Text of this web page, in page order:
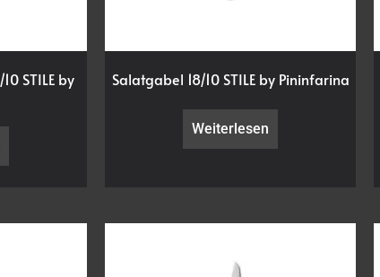
STILE by
Salatgabel 18/10 STILE by Pininfarina
Weiterlesen